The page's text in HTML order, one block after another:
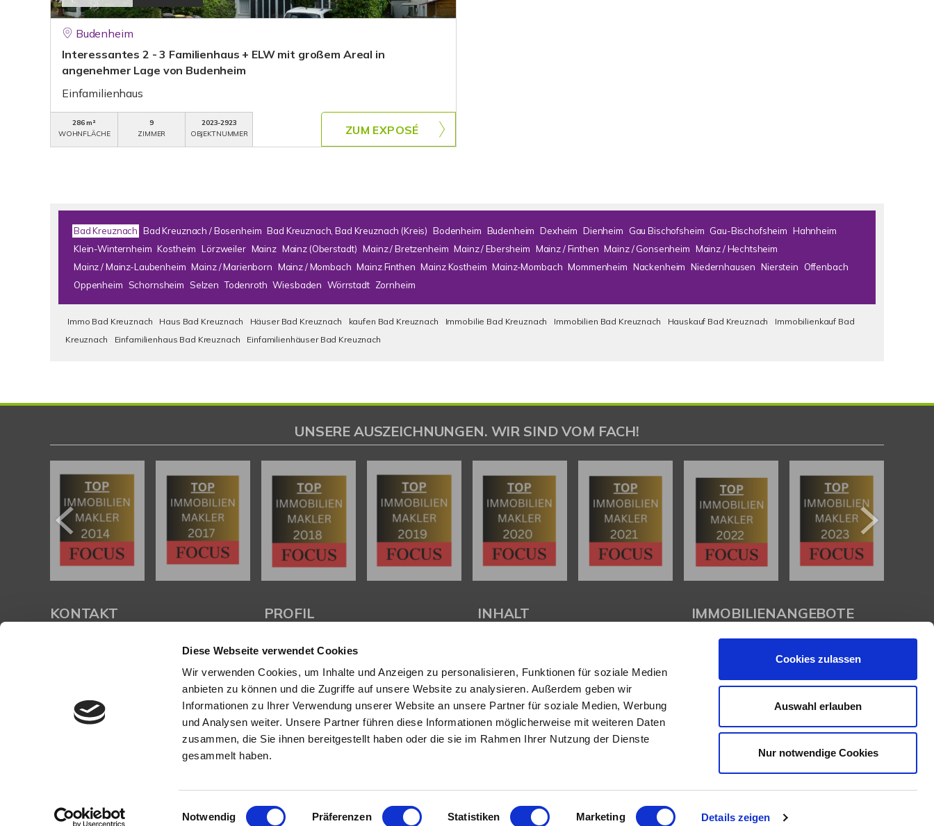
Diese Webseite verwendet Cookies
Wir verwenden Cookies, um Inhalte und Anzeigen zu personalisieren, Funktionen für soziale Medien
anbieten zu können und die Zugriffe auf unsere Website zu analysieren. Außerdem geben wir
Informationen zu Ihrer Verwendung unserer Website an unsere Partner für soziale Medien, Werbung
und Analysen weiter. Unsere Partner führen diese Informationen möglicherweise mit weiteren Daten
zusammen, die Sie ihnen bereitgestellt haben oder die sie im Rahmen Ihrer Nutzung der Dienste
gesammelt haben.
Einwilligungsauswahl
Notwendig Präferenzen Statistiken Marketing Details zeigen
Cookies zulassen
Auswahl erlauben
Nur notwendige Cookies
Budenheim
Interessantes 2 - 3 Familienhaus + ELW mit großem Areal in
angenehmer Lage von Budenheim
Einfamilienhaus
286 m²
WOHNFLÄCHE
9
ZIMMER
2023-2923
OBJEKTNUMMER
ZUM EXPOSÉ
Bad Kreuznach Bad Kreuznach / Bosenheim Bad Kreuznach, Bad Kreuznach (Kreis) Bodenheim Budenheim Dexheim Dienheim Gau Bischofsheim Gau-Bischofsheim Hahnheim
Klein-Winternheim Kostheim Lörzweiler Mainz Mainz (Oberstadt) Mainz / Bretzenheim Mainz / Ebersheim Mainz / Finthen Mainz / Gonsenheim Mainz / Hechtsheim
Mainz / Mainz-Laubenheim Mainz / Marienborn Mainz / Mombach Mainz Finthen Mainz Kostheim Mainz-Mombach Mommenheim Nackenheim Niedernhausen Nierstein
Offenbach
Oppenheim
Schornsheim Selzen Todenroth Wiesbaden Wörrstadt Zornheim
Immo Bad Kreuznach Haus Bad Kreuznach Häuser Bad Kreuznach kaufen Bad Kreuznach Immobilie Bad Kreuznach Immobilien Bad Kreuznach Hauskauf Bad Kreuznach
Immobilienkauf Bad
Kreuznach
Einfamilienhaus Bad Kreuznach Einfamilienhäuser Bad Kreuznach
UNSERE AUSZEICHNUNGEN. WIR SIND VOM FACH!
KONTAKT
Tel.: +49 (0) 6131 / 9010180
Fax: +49 (0) 6131 / 9010188
E-Mail: buero@immobilien-koehler.de
Internet: www.immobilien-koehler.de
PROFIL
Als kompetenterImmobilienmakler in
Mainz und Dipl. Sachverständiger (DIA)
in Mainz und Umgebung
stehen wir Ihnen
bei der Bewertung und beim Verkauf Ihrer
Immobilie zur Seite.
Mit umfassendem Fachwissen und lokaler
Expertise beraten wir Sie in allen Fragen
INHALT
Über uns
Referenzen
Angebote
Eigentümer
Bewertung
Tipps/Aktuelles
IMMOBILIENANGEBOTE
Eigentumswohnungen
Grundstücke
Renditeobjekte
Gewerbeimmobilien
© Köhler Immobilien GmbH Powered by Immonia GmbH Impressum Datenschutz KI - Nutzung Sitemap